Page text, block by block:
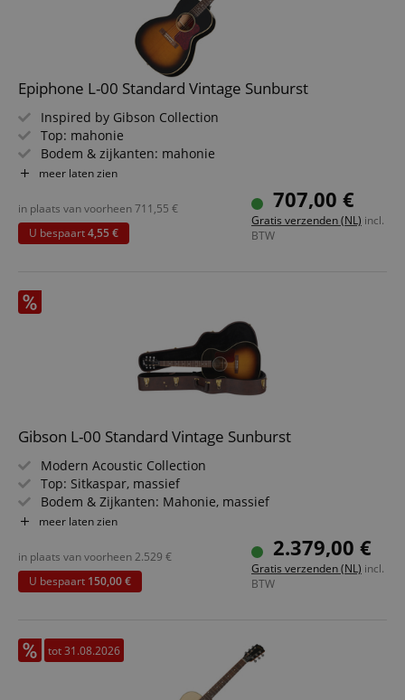
Epiphone L-00 Standard Vintage Sunburst
Inspired by Gibson Collection
Top: mahonie
Bodem & zijkanten: mahonie
Toets/hals: palissander / mahonie
Kleur & finish: Vintage Sunburst, Gloss
meer laten zien
707,00 €
Gratis verzenden (NL) incl.
BTW
in plaats van voorheen711,55 €
U bespaart4,55 €
Gibson L-00 Standard Vintage Sunburst
Modern Acoustic Collection
Top: Sitkaspar, massief
Bodem & Zijkanten: Mahonie, massief
Hals / Toets: Mahonie / Palissander
Kleur & Afwerking: Vintage Sunburst, nitrocellulose
Inclusief koffer
meer laten zien
2.379,00 €
Gratis verzenden (NL) incl.
BTW
in plaats van voorheen2.529 €
U bespaart 150,00 €
tot 31.08.2026